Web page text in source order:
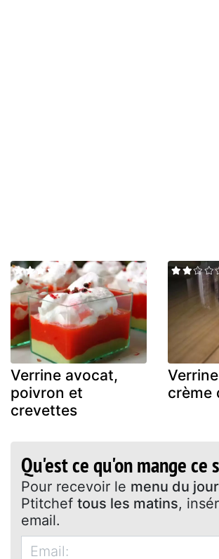
Verrine avocat,
poivron et
crevettes
crème
Qu'est ce qu'on mange ce
Pour recevoir le menu du jour
Ptitchef tous les matins,
email.